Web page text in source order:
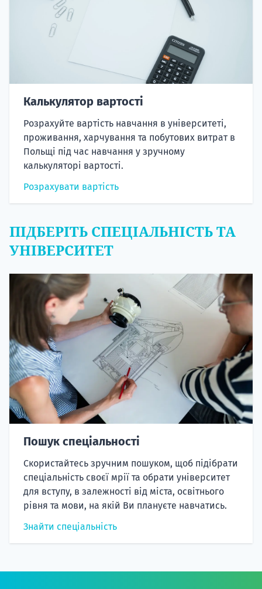
Калькулятор вартості
Розрахуйте вартість навчання в університеті,
проживання, харчування та побутових витрат в
Польщі під час навчання у зручному
калькуляторі вартості.
Розрахувати вартість
ПІДБЕРІТЬ СПЕЦІАЛЬНІСТЬ ТА
УНІВЕРСИТЕТ
Пошук спеціальності
Скористайтесь зручним пошуком, щоб підібрати
спеціальність своєї мрії та обрати університет
для вступу, в залежності від міста, освітнього
рівня та мови, на якій Ви плануєте навчатись.
Знайти спеціальність